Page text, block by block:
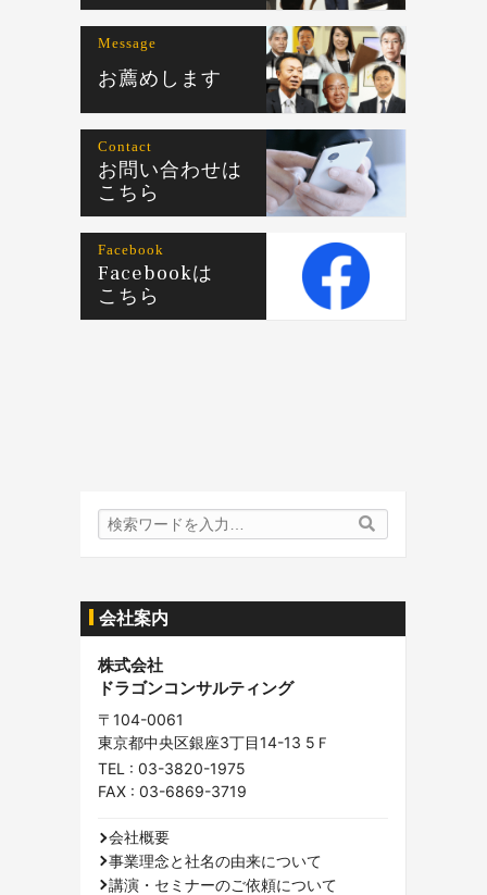
Message
お薦めします
Contact
お問い合わせは
こちら
Facebook
Facebookは
こちら
検
索
会社案内
株式会社
ドラゴンコンサルティング
〒104-0061
東京都中央区銀座3丁目14-13 5Ｆ
TEL : 03-3820-1975
FAX : 03-6869-3719
会社概要
事業理念と社名の由来について
講演・セミナーのご依頼について